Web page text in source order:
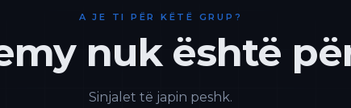
A JE TI PËR KËTË GRUP?
nuk është
Sinjalet të japin peshk.